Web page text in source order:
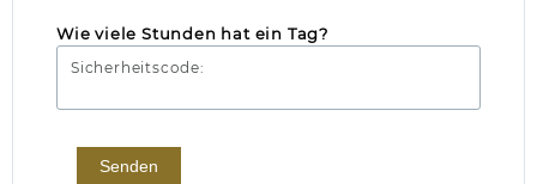
Sicherheitscode:
Wie viele Stunden hat ein Tag?
Senden